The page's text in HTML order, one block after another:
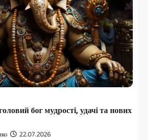
бог мудрості, удачі та нових
22.07.2026